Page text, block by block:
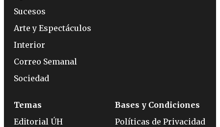
Sucesos
Arte y Espectáculos
Interior
Correo Semanal
Sociedad
Temas
Editorial ÚH
Bases y Condiciones
Políticas de Privacidad